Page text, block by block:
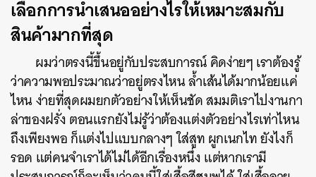
เลือกการนำเสนออย่างไรให้เหมาะสมกับ
สินค้ามากที่สุด
ผมว่าตรงนี้ขึ้นอยู่กับประสบการณ์ คิดง่ายๆ เราต้องรู้
ว่าความพอประมาณว่าอยู่ตรงไหน ล้ำเส้นได้มากน้อยแค่
ไหน ง่ายที่สุดผมยกตัวอย่างให้เห็นชัด สมมติเราไปงานกา
ล่าของฝรั่ง ตอนแรกยังไม่รู้ว่าต้องแต่งตัวอย่างไรเท่าไหน
ถึงเพียงพอ ก็แต่งไปแบบกลางๆ ใส่สูท ผูกเนกไท ยังไงก็
รอด แต่คนจำเราได้ไม่ได้อีกเรื่องหนึ่ง แต่หากเรามี